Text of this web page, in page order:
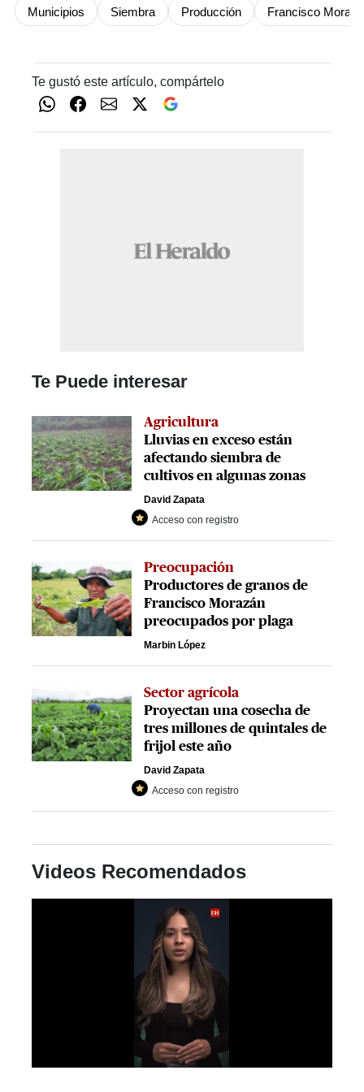
Municipios Siembra Producción Francisco
Te gustó este artículo, compártelo
Te Puede interesar
Agricultura
Lluvias en exceso están
afectando siembra de
cultivos en algunas zonas
David Zapata
Acceso con registro
Preocupación
Productores de granos de
Francisco Morazán
preocupados por plaga
Marbin López
Sector agrícola
Proyectan una cosecha de
tres millones de quintales de
frijol este año
David Zapata
Acceso con registro
Videos Recomendados